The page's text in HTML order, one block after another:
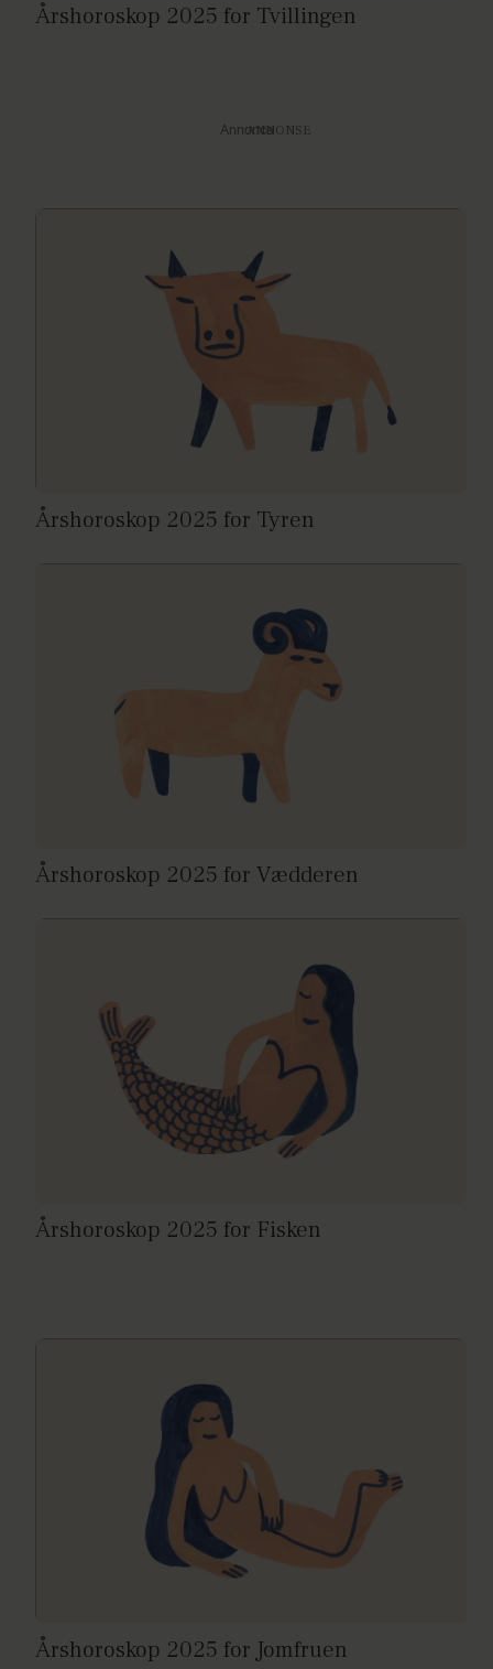
Årshoroskop 2025 for Tvillingen
Annonce
Årshoroskop 2025 for Tyren
Årshoroskop 2025 for Vædderen
Årshoroskop 2025 for Fisken
Årshoroskop 2025 for Jomfruen